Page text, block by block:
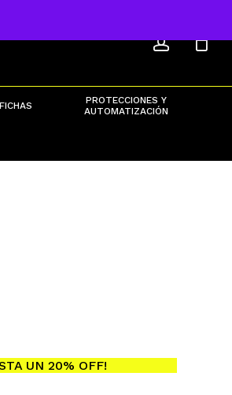
PROTECCIONES Y
AUTOMATIZACIÓN
Cart
UN 20% OFF!